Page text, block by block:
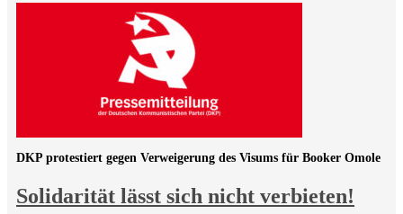
Solidarität lässt sich nicht verbieten!
DKP protestiert gegen Verweigerung des Visums für Booker Omole